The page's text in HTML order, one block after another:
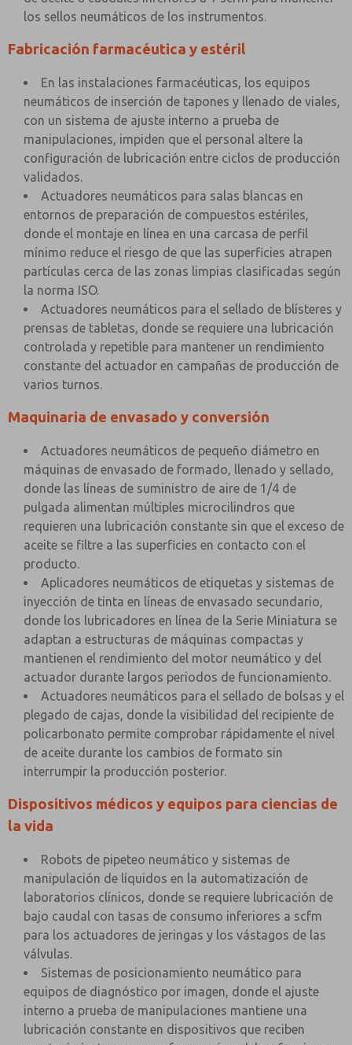
los sellos neumáticos de los instrumentos.
Fabricación farmacéutica y estéril
En las instalaciones farmacéuticas, los equipos
neumáticos de inserción de tapones y llenado de viales,
con un sistema de ajuste interno a prueba de
manipulaciones, impiden que el personal altere la
configuración de lubricación entre ciclos de producción
validados.
Actuadores neumáticos para salas blancas en
entornos de preparación de compuestos estériles,
donde el montaje en línea en una carcasa de perfil
mínimo reduce el riesgo de que las superficies atrapen
partículas cerca de las zonas limpias clasificadas según
la norma ISO.
Actuadores neumáticos para el sellado de blísteres y
prensas de tabletas, donde se requiere una lubricación
controlada y repetible para mantener un rendimiento
constante del actuador en campañas de producción de
varios turnos.
Maquinaria de envasado y conversión
Actuadores neumáticos de pequeño diámetro en
máquinas de envasado de formado, llenado y sellado,
donde las líneas de suministro de aire de 1/4 de
pulgada alimentan múltiples microcilindros que
requieren una lubricación constante sin que el exceso de
aceite se filtre a las superficies en contacto con el
producto.
Aplicadores neumáticos de etiquetas y sistemas de
inyección de tinta en líneas de envasado secundario,
donde los lubricadores en línea de la Serie Miniatura se
adaptan a estructuras de máquinas compactas y
mantienen el rendimiento del motor neumático y del
actuador durante largos periodos de funcionamiento.
Actuadores neumáticos para el sellado de bolsas y el
plegado de cajas, donde la visibilidad del recipiente de
policarbonato permite comprobar rápidamente el nivel
de aceite durante los cambios de formato sin
interrumpir la producción posterior.
Dispositivos médicos y equipos para ciencias de
la vida
Robots de pipeteo neumático y sistemas de
manipulación de líquidos en la automatización de
laboratorios clínicos, donde se requiere lubricación de
bajo caudal con tasas de consumo inferiores a scfm
para los actuadores de jeringas y los vástagos de las
válvulas.
Sistemas de posicionamiento neumático para
equipos de diagnóstico por imagen, donde el ajuste
interno a prueba de manipulaciones mantiene una
lubricación constante en dispositivos que reciben